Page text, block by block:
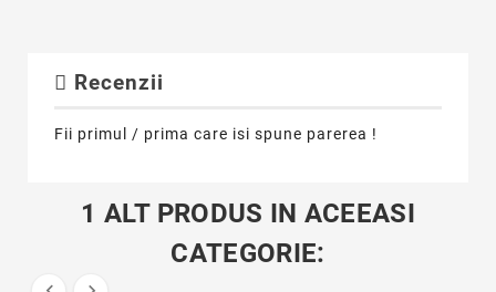
Recenzii
Fii primul / prima care isi spune parerea !
1 ALT PRODUS IN ACEEASI
CATEGORIE: